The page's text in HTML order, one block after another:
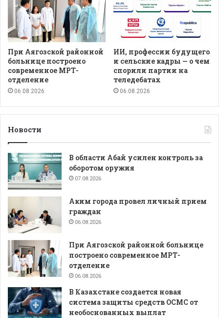
При Аягозской районной
больнице построено
современное МРТ-
отделение
06.08.2026
ИИ, профессии будущего
и сельские кадры — о чем
спорили партии на
теледебатах
06.08.2026
Новости
В области Абай усилен контроль за
оборотом оружия
07.08.2026
Аким города провел личный прием
граждан
06.08.2026
При Аягозской районной больнице
построено современное МРТ-
отделение
06.08.2026
В Казахстане создается новая
система защиты средств ОСМС от
необоснованных выплат